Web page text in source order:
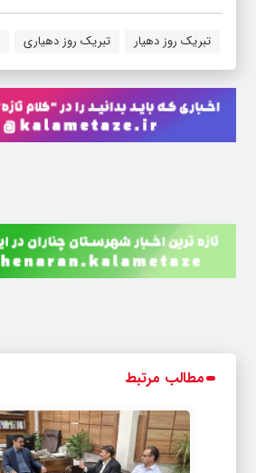
تبریک روز دهیار تبریک روز دهیاری
مطالب مرتبط